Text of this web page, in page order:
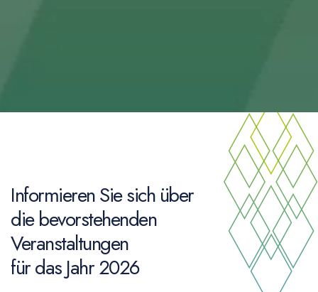
Informieren Sie sich über
die bevorstehenden
Veranstaltungen
für das Jahr 2026